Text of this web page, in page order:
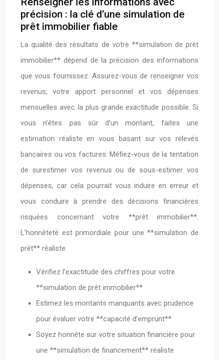
précision : la clé d’une simulation de
prêt immobilier fiable
La qualité des résultats de votre **simulation de prêt
immobilier** dépend de la précision des informations
que vous fournissez. Assurez-vous de renseigner vos
revenus, votre apport personnel et vos dépenses
mensuelles avec la plus grande exactitude possible. Si
vous n’êtes pas sûr d’un montant, faites une
estimation réaliste en vous basant sur vos relevés
bancaires ou vos factures. Méfiez-vous de la tentation
de surestimer vos revenus ou de sous-estimer vos
dépenses, car cela pourrait vous induire en erreur et
vous conduire à prendre des décisions financières
risquées concernant votre **prêt immobilier**.
L’honnêteté est primordiale pour une **simulation de
prêt** réaliste.
Vérifiez l’exactitude des chiffres pour votre
**simulation de prêt immobilier**
Estimez les montants manquants avec prudence
pour évaluer votre **capacité d’emprunt**
Soyez honnête sur votre situation financière pour
une **simulation de financement** réaliste